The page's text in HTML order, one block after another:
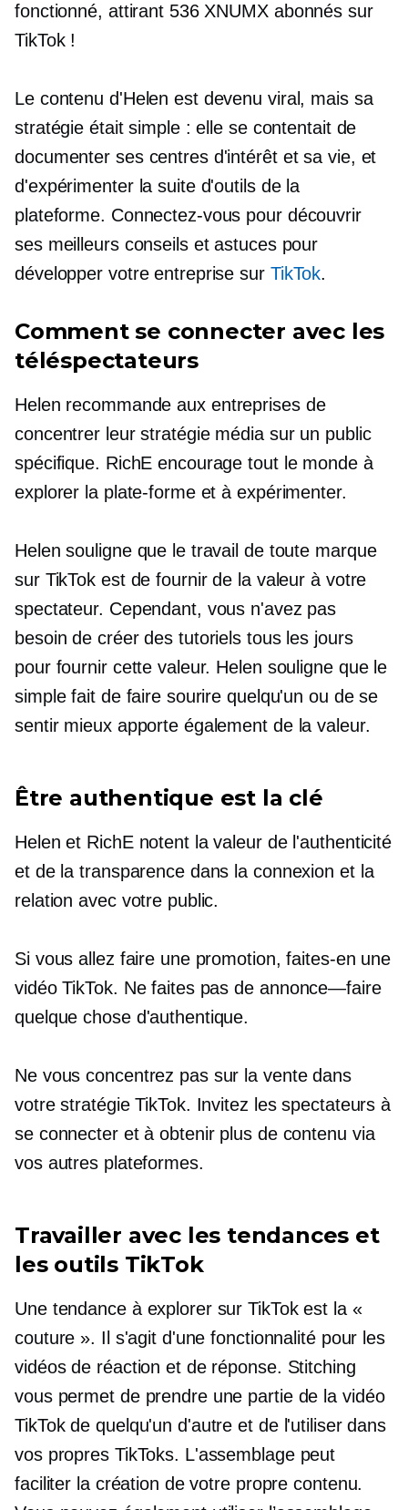
fonctionné, attirant 536 XNUMX abonnés sur
TikTok !
Le contenu d'Helen est devenu viral, mais sa
stratégie était simple : elle se contentait de
documenter ses centres d'intérêt et sa vie, et
d'expérimenter la suite d'outils de la
plateforme. Connectez-vous pour découvrir
ses meilleurs conseils et astuces pour
développer votre entreprise sur TikTok.
Comment se connecter avec les
téléspectateurs
Helen recommande aux entreprises de
concentrer leur stratégie média sur un public
spécifique. RichE encourage tout le monde à
explorer la plate-forme et à expérimenter.
Helen souligne que le travail de toute marque
sur TikTok est de fournir de la valeur à votre
spectateur. Cependant, vous n'avez pas
besoin de créer des tutoriels tous les jours
pour fournir cette valeur. Helen souligne que le
simple fait de faire sourire quelqu'un ou de se
sentir mieux apporte également de la valeur.
Être authentique est la clé
Helen et RichE notent la valeur de l'authenticité
et de la transparence dans la connexion et la
relation avec votre public.
Si vous allez faire une promotion, faites-en une
vidéo TikTok. Ne faites pas de annonce—faire
quelque chose d'authentique.
Ne vous concentrez pas sur la vente dans
votre stratégie TikTok. Invitez les spectateurs à
se connecter et à obtenir plus de contenu via
vos autres plateformes.
Travailler avec les tendances et
les outils TikTok
Une tendance à explorer sur TikTok est la «
couture ». Il s'agit d'une fonctionnalité pour les
vidéos de réaction et de réponse. Stitching
vous permet de prendre une partie de la vidéo
TikTok de quelqu'un d'autre et de l'utiliser dans
vos propres TikToks. L'assemblage peut
faciliter la création de votre propre contenu.